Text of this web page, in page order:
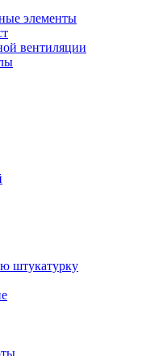
элементы
вентиляции
штукатурку